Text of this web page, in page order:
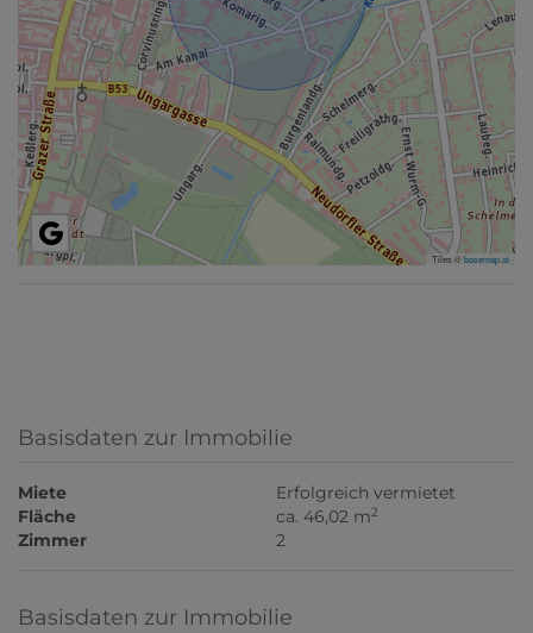
Tiles ©basemap.at
Basisdaten zur Immobilie
Miete
Erfolgreich vermietet
Fläche
ca. 46,02 m2
Zimmer 2
Basisdaten zur Immobilie